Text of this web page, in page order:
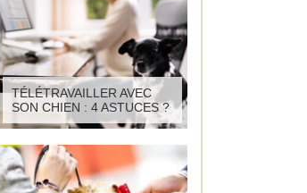
TÉLÉTRAVAILLER AVEC
SON CHIEN : 4 ASTUCES ?